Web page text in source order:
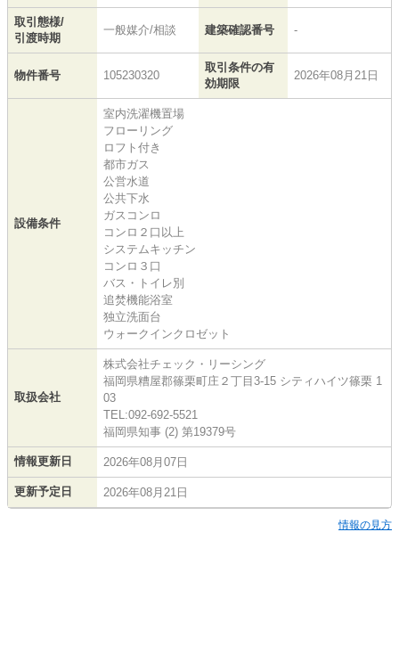
取引態様/
引渡時期
一般媒介/相談 建築確認番号 -
物件番号 105230320
取引条件の有
効期限
2026年08月21日
設備条件
室内洗濯機置場
フローリング
ロフト付き
都市ガス
公営水道
公共下水
ガスコンロ
コンロ２口以上
システムキッチン
コンロ３口
バス・トイレ別
追焚機能浴室
独立洗面台
ウォークインクロゼット
取扱会社
株式会社チェック・リーシング
福岡県糟屋郡篠栗町庄２丁目3-15 シティハイツ篠栗 1
03
TEL:092-692-5521
福岡県知事 (2) 第19379号
情報更新日 2026年08月07日
更新予定日 2026年08月21日
情報の見方